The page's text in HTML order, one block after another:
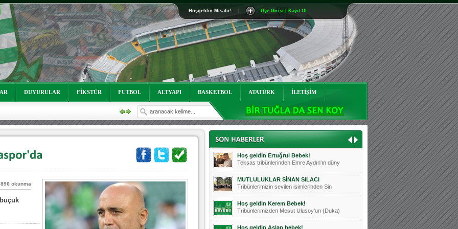
Hoşgeldin Misafir! Üye Girişi | Kayıt Ol
DUYURULAR FİKSTÜR FUTBOL ALTYAPI BASKETBOL ATATÜRK İLETİŞİM
okunma
Mutluluklar Ceyhun Tetik
Teksas tribünlerinin sevilen isimlerinde
Bursasporumuzun önü açılsın is
Teksaslı Bursasporlular Derneği Başkanı
Hoş geldin Alaz Bebek!
Teksas.org sistem yöneticisi, ekibimizin
Hoş geldin Göktuğ Bebek!
Teksas.org ekibimizden ve tribünlerimizi
Hoş geldin Kadir Kağan Bebek!
Teksas tribünlerinden Basri İleri'nin dü
Hoş geldin Ertuğrul Bebek!
Teksas tribünlerinden Emre Aydın'ın düny
MUTLULUKLAR SİNAN SILACI
Tribünlerimizin sevilen isimlerinden Sin
Hoş geldin Kerem Bebek!
Tribünlerimizden Mesut Ulusoy'un (Duka)
Hoş geldin Aslan bebek!